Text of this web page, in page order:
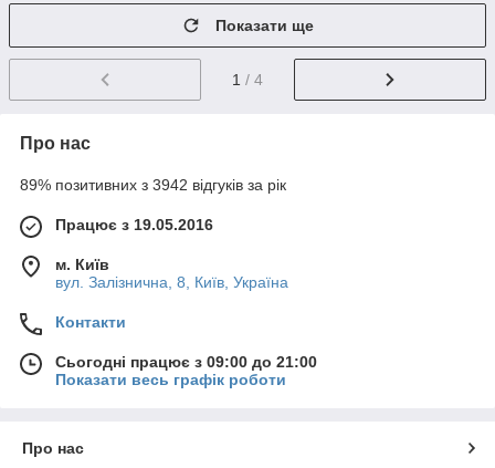
Показати ще
1 / 4
Про нас
89% позитивних з 3942 відгуків за рік
Працює з 19.05.2016
м. Київ
вул. Залізнична, 8, Київ, Україна
Контакти
Сьогодні працює з 09:00 до 21:00
Показати весь графік роботи
Про нас